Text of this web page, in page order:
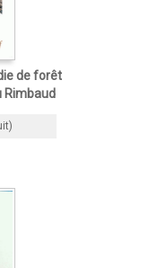
de forêt
Rimbaud